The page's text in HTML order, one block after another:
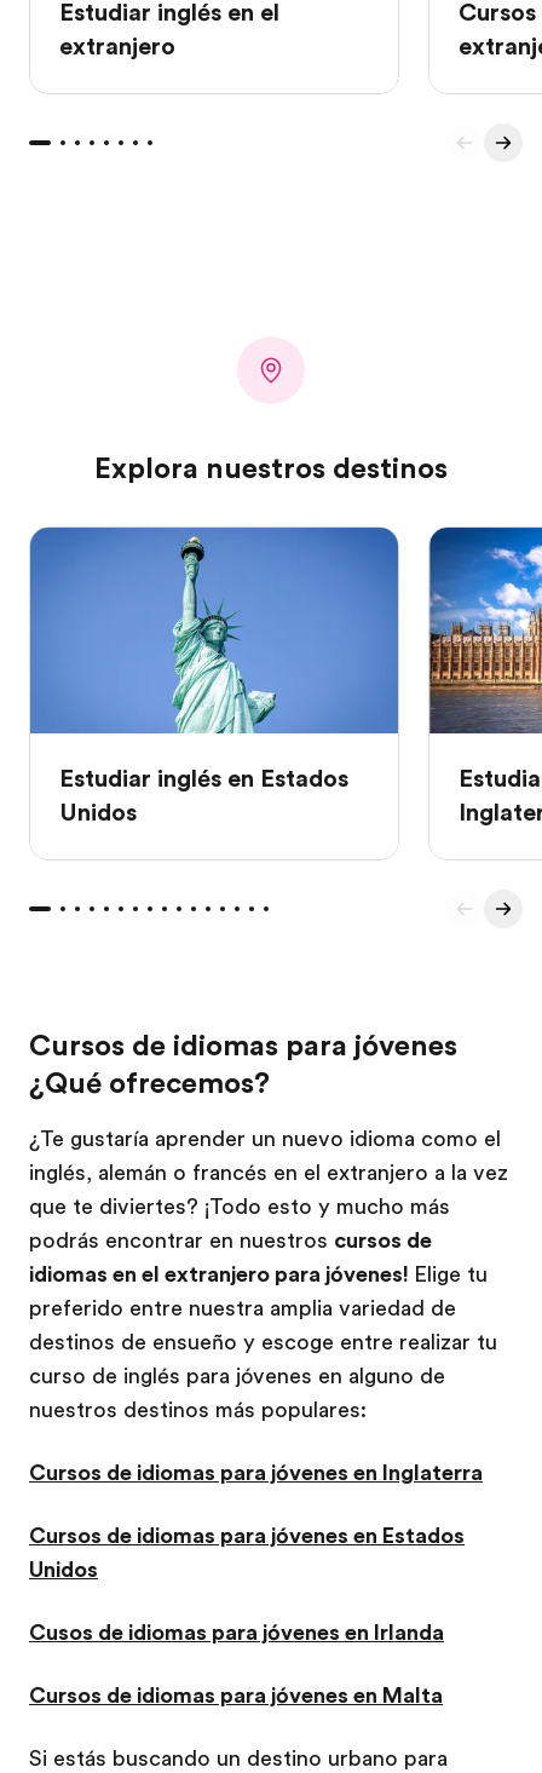
Estudiar inglés en el
extranjero
Explora nuestros destinos
Estudiar inglés en Estados
Unidos
Cursos de idiomas para jóvenes
¿Qué ofrecemos?
¿Te gustaría aprender un nuevo idioma como el
inglés, alemán o francés en el extranjero a la vez
que te diviertes? ¡Todo esto y mucho más
podrás encontrar en nuestros cursos de
idiomas en el extranjero para jóvenes! Elige tu
preferido entre nuestra amplia variedad de
destinos de ensueño y escoge entre realizar tu
curso de inglés para jóvenes en alguno de
nuestros destinos más populares:
Cursos de idiomas para jóvenes en Inglaterra
Cursos de idiomas para jóvenes en Estados
Unidos
Cusos de idiomas para jóvenes en Irlanda
Cursos de idiomas para jóvenes en Malta
Si estás buscando un destino urbano para